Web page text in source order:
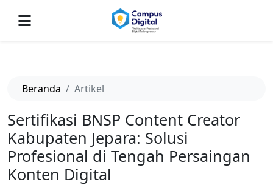
Beranda Artikel
Sertifikasi BNSP Content Creator
Kabupaten Jepara: Solusi
Profesional di Tengah Persaingan
Konten Digital